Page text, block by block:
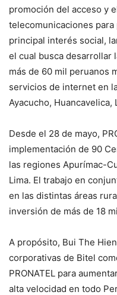
promoción del acceso y
telecomunicaciones
principal interés social,
el cual busca desarrollar
más de 60 mil peruanos
servicios de internet en
Ayacucho, Huancavelica,
Desde el 28 de mayo,
implementación de 90
las regiones Apurímac-
Lima. El trabajo en
en las distintas áreas
inversión de más de 18
A propósito, Bui The
corporativas de Bitel
PRONATEL para
alta velocidad en todo